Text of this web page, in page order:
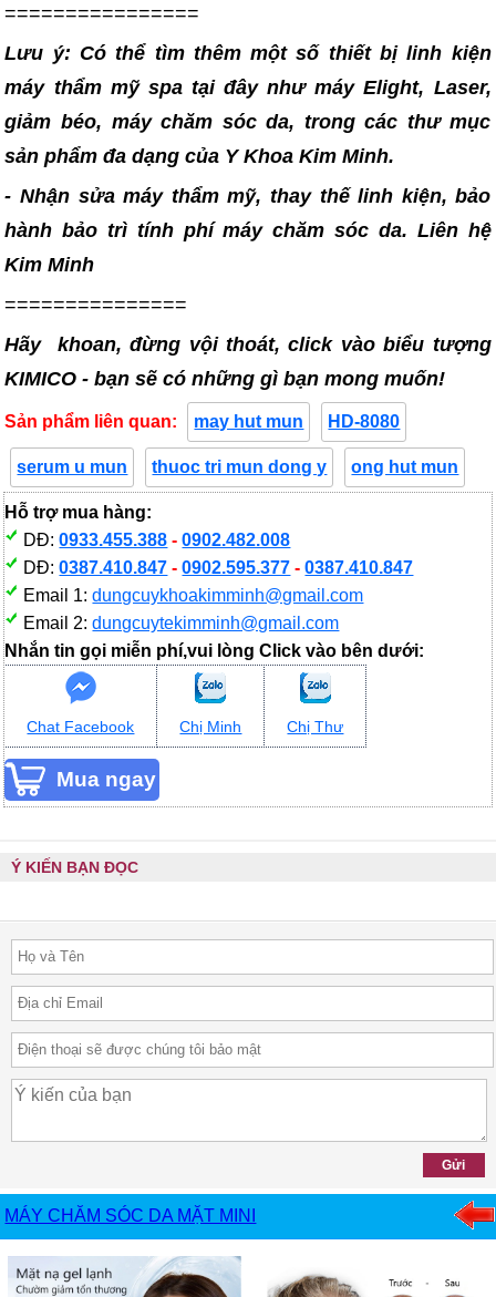
================
Lưu ý: Có thể tìm thêm một số thiết bị linh kiện
máy thẩm mỹ spa tại đây như máy Elight, Laser,
giảm béo, máy chăm sóc da, trong các thư mục
sản phẩm đa dạng của Y Khoa Kim Minh.
- Nhận sửa máy thẩm mỹ, thay thế linh kiện, bảo
hành bảo trì tính phí máy chăm sóc da. Liên hệ
Kim Minh
===============
Hãy khoan, đừng vội thoát, click vào biểu tượng
KIMICO - bạn sẽ có những gì bạn mong muốn!
Sản phẩm liên quan: may hut mun HD-8080
serum u mun thuoc tri mun dong y ong hut mun
Hỗ trợ mua hàng:
DĐ:0933.455.388 -0902.482.008
DĐ:0387.410.847 -0902.595.377 -0387.410.847
Email 1:dungcuykhoakimminh@gmail.com
Email 2:dungcuytekimminh@gmail.com
Nhắn tin gọi miễn phí,vui lòng Click vào bên dưới:
Chat Facebook Chị Minh Chị Thư
Ý KIẾN BẠN ĐỌC
MÁY CHĂM SÓC DA MẶT MINI